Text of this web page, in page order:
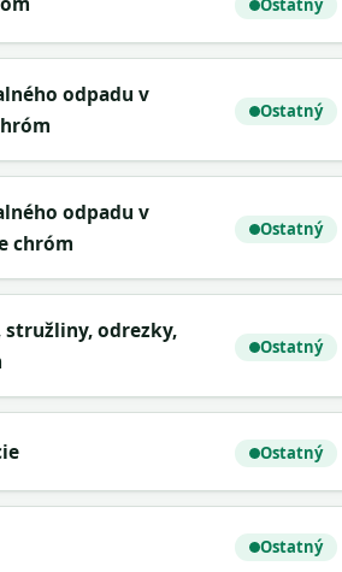
Ostatný
odpadu v
Ostatný
odpadu v
chróm
Ostatný
stružliny, odrezky,
Ostatný
Ostatný
Ostatný